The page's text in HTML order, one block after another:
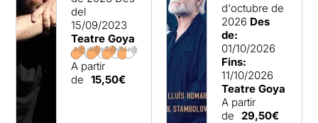
català.
del
15/09/2023
Teatre Goya
A partir
de 15,50€
d'octubre de
2026 Des
de:
01/10/2026
Fins:
11/10/2026
Teatre Goya
A partir
de 29,50€